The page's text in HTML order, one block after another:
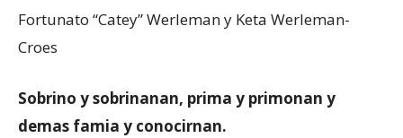
Fortunato “Catey” Werleman y Keta Werleman-
Croes
Sobrino y sobrinanan, prima y primonan y
demas famia y conocirnan.